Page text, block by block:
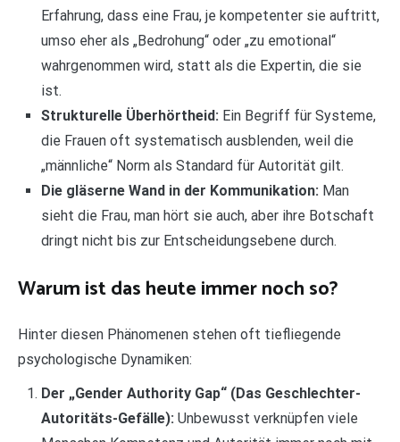
Erfahrung, dass eine Frau, je kompetenter sie auftritt,
umso eher als „Bedrohung“ oder „zu emotional“
wahrgenommen wird, statt als die Expertin, die sie
ist.
Strukturelle Überhörtheid: Ein Begriff für Systeme,
die Frauen oft systematisch ausblenden, weil die
„männliche“ Norm als Standard für Autorität gilt.
Die gläserne Wand in der Kommunikation: Man
sieht die Frau, man hört sie auch, aber ihre Botschaft
dringt nicht bis zur Entscheidungsebene durch.
Warum ist das heute immer noch so?
Hinter diesen Phänomenen stehen oft tiefliegende
psychologische Dynamiken:
Der „Gender Authority Gap“ (Das Geschlechter-
Autoritäts-Gefälle): Unbewusst verknüpfen viele